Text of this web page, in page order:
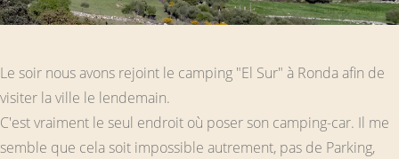
Le soir nous avons rejoint le camping "El Sur" à Ronda afin de
visiter la ville le lendemain.
C'est vraiment le seul endroit où poser son camping-car. Il me
semble que cela soit impossible autrement, pas de Parking,